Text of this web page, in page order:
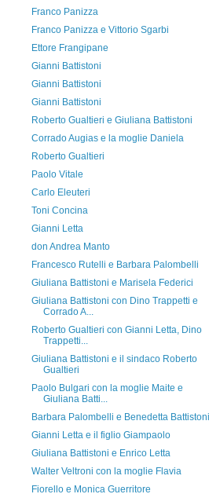
Franco Panizza
Franco Panizza e Vittorio Sgarbi
Ettore Frangipane
Gianni Battistoni
Gianni Battistoni
Gianni Battistoni
Roberto Gualtieri e Giuliana Battistoni
Corrado Augias e la moglie Daniela
Roberto Gualtieri
Paolo Vitale
Carlo Eleuteri
Toni Concina
Gianni Letta
don Andrea Manto
Francesco Rutelli e Barbara Palombelli
Giuliana Battistoni e Marisela Federici
Giuliana Battistoni con Dino Trappetti e
Corrado A...
Roberto Gualtieri con Gianni Letta, Dino
Trappetti...
Giuliana Battistoni e il sindaco Roberto
Gualtieri
Paolo Bulgari con la moglie Maite e
Giuliana Batti...
Barbara Palombelli e Benedetta Battistoni
Gianni Letta e il figlio Giampaolo
Giuliana Battistoni e Enrico Letta
Walter Veltroni con la moglie Flavia
Fiorello e Monica Guerritore